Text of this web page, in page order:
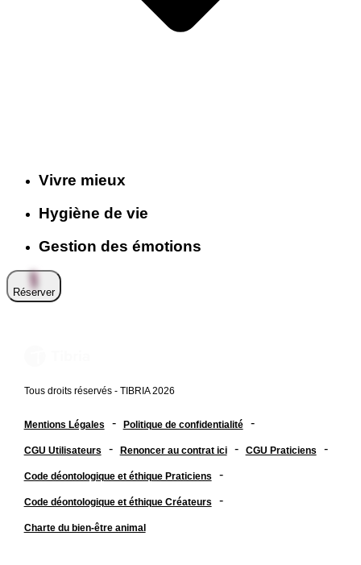
Vivre mieux
Hygiène de vie
Gestion des émotions
Réserver
Tous droits réservés - TIBRIA 2026
Mentions Légales - Politique de confidentialité -
CGU Utilisateurs - Renoncer au contrat ici - CGU Praticiens -
Code déontologique et éthique Praticiens -
Code déontologique et éthique Créateurs -
Charte du bien-être animal